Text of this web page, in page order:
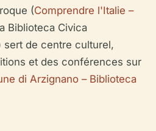
(Comprendre l'Italie –
Biblioteca Civica
sert de centre culturel,
et des conférences sur
di Arzignano – Biblioteca